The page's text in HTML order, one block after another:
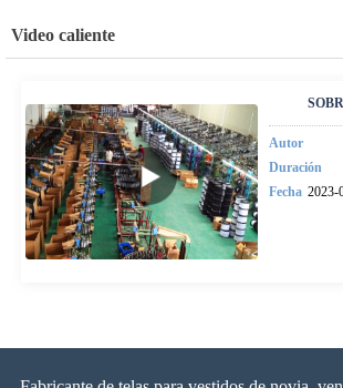
Video caliente
Autor
Duración
Fecha 2023-